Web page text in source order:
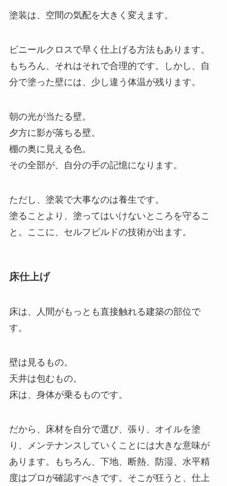
塗装は、空間の気配を大きく変えます。
ビニールクロスで早く仕上げる方法もあります。
もちろん、それはそれで合理的です。しかし、自
分で塗った壁には、少し違う体温が残ります。
朝の光が当たる壁。
夕方に影が落ちる壁。
棚の奥に見える色。
その全部が、自分の手の記憶になります。
ただし、塗装で大事なのは養生です。
塗ることより、塗ってはいけないところを守るこ
と。ここに、セルフビルドの技術が出ます。
床仕上げ
床は、人間がもっとも直接触れる建築の部位で
す。
壁は見るもの。
天井は包むもの。
床は、身体が乗るものです。
だから、床材を自分で選び、張り、オイルを塗
り、メンテナンスしていくことには大きな意味が
あります。もちろん、下地、断熱、防湿、水平精
度はプロが確認すべきです。そこが狂うと、仕上